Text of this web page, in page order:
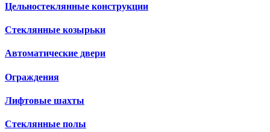
Цельностеклянные конструкции
Стеклянные козырьки
Автоматические двери
Ограждения
Лифтовые шахты
Стеклянные полы